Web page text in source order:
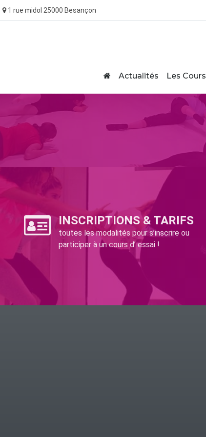
1 rue midol 25000 Besançon
Home
Actualités Les Cours
INSCRIPTIONS & TARIFS
toutes les modalités pour s’inscrire ou
participer à un cours d’ essai !